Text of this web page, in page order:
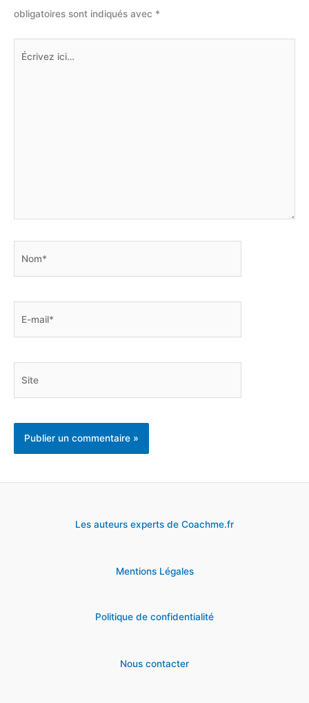
obligatoires sont indiqués avec *
Les auteurs experts de Coachme.fr
Mentions Légales
Politique de confidentialité
Nous contacter